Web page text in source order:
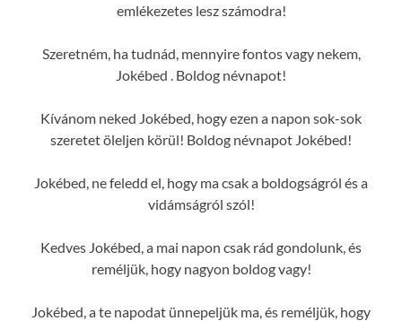
emlékezetes lesz számodra!
Szeretném, ha tudnád, mennyire fontos vagy nekem,
Jokébed . Boldog névnapot!
Kívánom neked Jokébed, hogy ezen a napon sok-sok
szeretet öleljen körül! Boldog névnapot Jokébed!
Jokébed, ne feledd el, hogy ma csak a boldogságról és a
vidámságról szól!
Kedves Jokébed, a mai napon csak rád gondolunk, és
reméljük, hogy nagyon boldog vagy!
Jokébed, a te napodat ünnepeljük ma, és reméljük, hogy